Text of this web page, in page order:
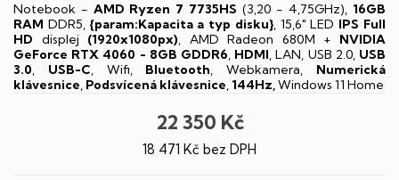
Notebook - AMD Ryzen 7 7735HS (3,20 - 4,75GHz),16GB
RAM DDR5,{param:Kapacita a typ disku}, 15,6" LED IPS Full
HD displej (1920x1080px), AMD Radeon 680M + NVIDIA
GeForce RTX 4060 - 8GB GDDR6, HDMI, LAN, USB 2.0, USB
3.0, USB-C, Wifi, Bluetooth, Webkamera, Numerická
klávesnice, Podsvícená klávesnice,144Hz,Windows 11 Home
22 350 Kč
18 471 Kč bez DPH